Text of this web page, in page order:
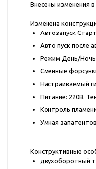
Внесены изменения
Изменена
Автозапуск
Авто пуск после
Режим День/Ночь
Сменные
Настраиваемый
Питание: 220В.
Контроль
Умная
Конструктивные
двухоборотный